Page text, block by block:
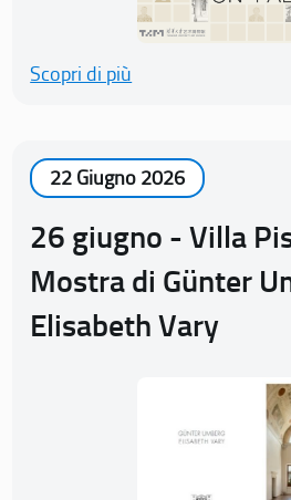
Scopri di più
22 Giugno 2026
26 giugno - Villa
Mostra di Günter
Elisabeth Vary